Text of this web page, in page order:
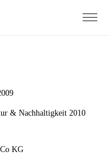
& Nachhaltigkeit 2010
KG